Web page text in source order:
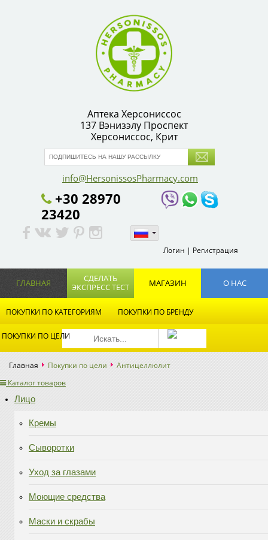
Аптека Херсониссос
137 Вэнизэлу Проспект
Херсониссос, Крит
info@HersonissosPharmacy.com
+30 28970
23420
Логин | Регистрация
ГЛАВНАЯ
СДЕЛАТЬ
ЭКСПРЕСС ТЕСТ
МАГАЗИН О НАС
ПОКУПКИ ПО КАТЕГОРИЯМ ПОКУПКИ ПО БРЕНДУ
ПОКУПКИ ПО ЦЕЛИ
Главная Покупки по цели
Антицеллюлит
Каталог товаров
Лицо
Кремы
Сыворотки
Уход за глазами
Моющие средства
Маски и скрабы